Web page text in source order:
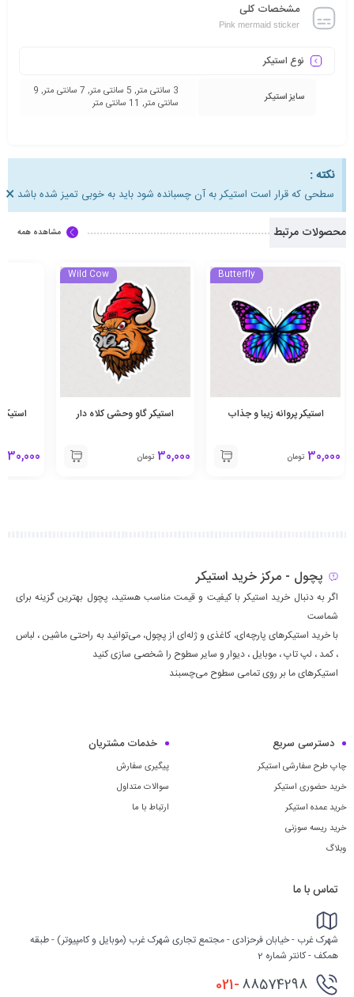
مشخصات کلی
Pink mermaid sticker
نوع استیکر
سایز استیکر
3 سانتی متر, 5 سانتی متر, 7 سانتی متر, 9
سانتی متر, 11 سانتی متر
نکته :
سطحی که قرار است استیکر به آن چسبانده شود باید به خوبی تمیز شده باشد ×
محصولات مرتبط مشاهده همه
Butterfly
استیکر پروانه زیبا و جذاب
30,000 تومان
Wild Cow
استیکر گاو وحشی کلاه دار
30,000 تومان 30,000
پچول - مرکز خرید استیکر
اگر به دنبال خرید استیکر با کیفیت و قیمت مناسب هستید، پچول بهترین گزینه برای
شماست
با خرید استیکرهای پارچه‌ای، کاغذی و ژله‌ای از پچول، می‌توانید به راحتی ماشين ، لباس
، كمد ، لپ تاپ ، موبايل ، ديوار و سایر سطوح را شخصی سازی کنید
استیکرهای ما بر روی تمامی سطوح می‌چسبند
دسترسی سریع
چاپ طرح سفارشی استیکر
خرید حضوری استیکر
خرید عمده استیکر
خرید ریسه سوزنی
وبلاگ
خدمات مشتریان
پیگیری سفارش
سوالات متداول
ارتباط با ما
تماس با ما
شهرک غرب - خیابان فرحزادی - مجتمع تجاری شهرک غرب (موبایل و کامپیوتر) - طبقه
همکف - کانتر شماره 2
021-88574298